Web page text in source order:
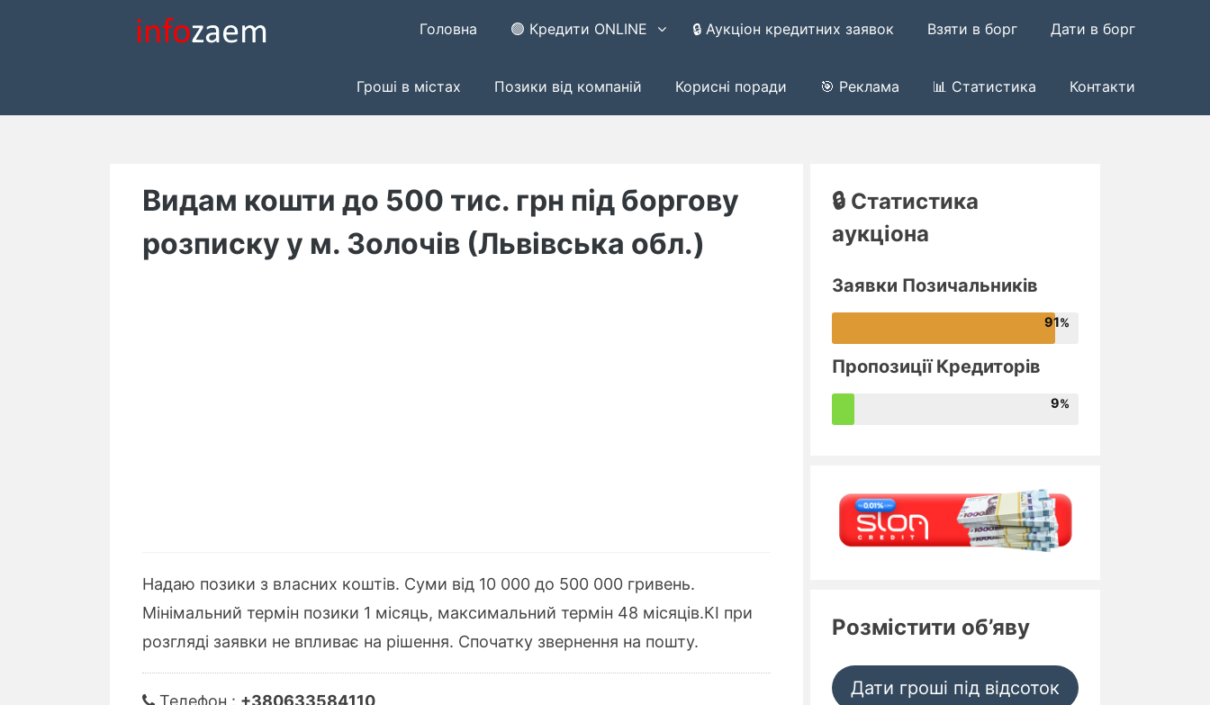
Головна 🟢 Кредити ONLINE 🔒 Аукціон кредитних заявок Взяти в борг Дати в борг
Гроші в містах Позики від компаній Корисні поради 🎯 Реклама 📊 Статистика Контакти
Видам кошти до 500 тис. грн під боргову
розписку у м. Золочів (Львівська обл.)
Надаю позики з власних коштів. Суми від 10 000 до 500 000 гривень.
Мінімальний термін позики 1 місяць, максимальний термін 48 місяців.КІ при
розгляді заявки не впливає на рішення. Спочатку звернення на пошту.
Телефон : +380633584110
🔒 Статистика
аукціона
Заявки Позичальників
91
Пропозиції Кредиторів
9
Розмістити об’яву
Дати гроші під відсоток